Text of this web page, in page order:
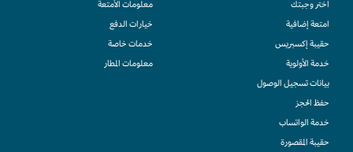
اختر وجبتك
امتعة إضافية
حقيبة إكسبريس
خدمة الأولوية
بيانات تسجيل الوصول
حفظ الحجز
خدمة الواتساب
حقيبة المقصورة
معلومات الأمتعة
خيارات الدفع
خدمات خاصة
معلومات المطار